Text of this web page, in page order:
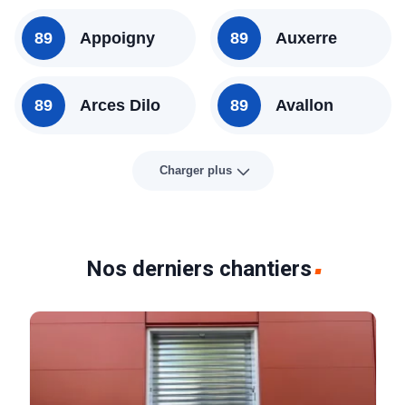
89 Appoigny
89 Arces Dilo
89 Auxerre
89 Avallon
Charger plus
Nos derniers chantiers